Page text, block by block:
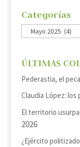
Categorías
Categorías
ÚLTIMAS
Pederastia, el
Claudia López:
El territorio
2026
¿Ejército